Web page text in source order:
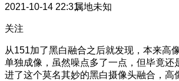
2021-10-14 22:31属地未知
关注
从151加了黑白融合之后就发现，本来高
单独成像，虽然噪点多了一点，但毕竟还
进了这个莫名其妙的黑白摄像头融合，高